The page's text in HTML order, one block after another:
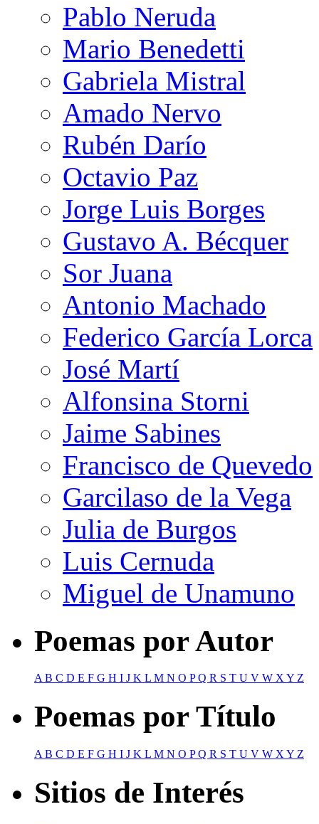
Pablo Neruda
Mario Benedetti
Gabriela Mistral
Amado Nervo
Rubén Darío
Octavio Paz
Jorge Luis Borges
Gustavo A. Bécquer
Sor Juana
Antonio Machado
Federico García Lorca
José Martí
Alfonsina Storni
Jaime Sabines
Francisco de Quevedo
Garcilaso de la Vega
Julia de Burgos
Luis Cernuda
Miguel de Unamuno
Poemas por Autor
AB C D E F G H I J K L M N O PQ R S T U V W XY Z
Poemas por Título
A B C D E F G H I J K L M N O PQ R S T U V W X Y Z
Sitios de Interés